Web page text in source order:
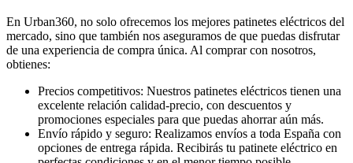
En Urban360, no solo ofrecemos los mejores patinetes eléctricos del
mercado, sino que también nos aseguramos de que puedas disfrutar
de una experiencia de compra única. Al comprar con nosotros,
obtienes:
Precios competitivos: Nuestros patinetes eléctricos tienen una
excelente relación calidad-precio, con descuentos y
promociones especiales para que puedas ahorrar aún más.
Envío rápido y seguro: Realizamos envíos a toda España con
opciones de entrega rápida. Recibirás tu patinete eléctrico en